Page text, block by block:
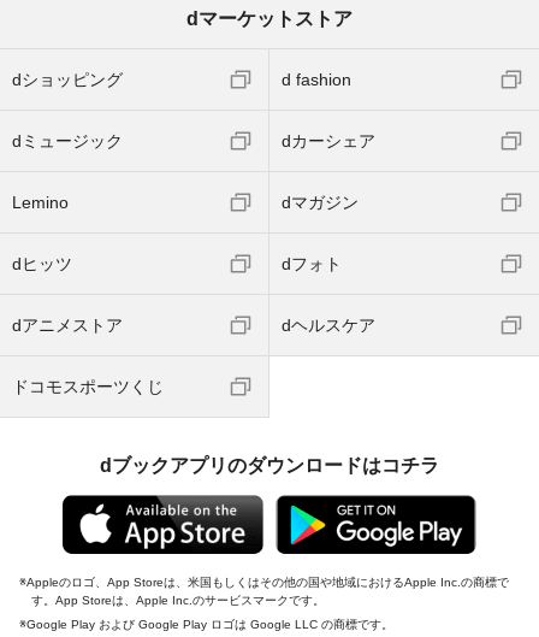
dマーケットストア
dショッピング d fashion
dミュージック dカーシェア
Lemino dマガジン
dヒッツ dフォト
dアニメストア dヘルスケア
ドコモスポーツくじ
dブックアプリのダウンロードはコチラ
Appleのロゴ、App Storeは、米国もしくはその他の国や地域におけるApple Inc.の商標で
す。App Storeは、Apple Inc.のサービスマークです。
Google Play および Google Play ロゴは Google LLC の商標です。